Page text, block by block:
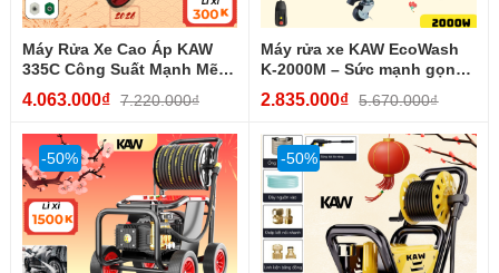
Máy Rửa Xe Cao Áp KAW
335C Công Suất Mạnh Mẽ –
Xịt Rửa Áp...
4.063.000₫ 7.220.000₫
Máy rửa xe KAW EcoWash
K-2000M – Sức mạnh gọn
gàng cho mọi nhu cầu...
2.835.000₫ 5.670.000₫
-50% -50%